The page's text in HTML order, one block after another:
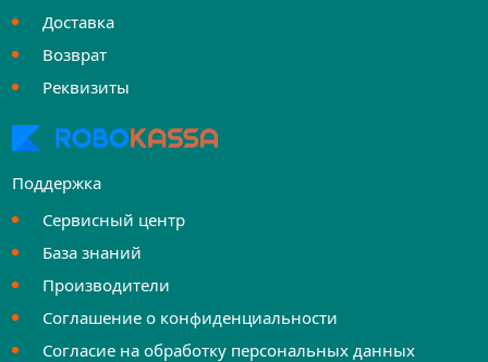
Доставка
Возврат
Реквизиты
Поддержка
Сервисный центр
База знаний
Производители
Соглашение о конфиденциальности
Согласие на обработку персональных данных